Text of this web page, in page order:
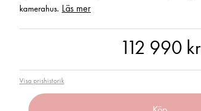
kamerahus. Läs mer
112 990 kr112 990 kr
Visa prishistorik